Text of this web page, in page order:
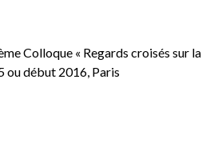
Colloque « Regards croisés sur la
ou début 2016, Paris